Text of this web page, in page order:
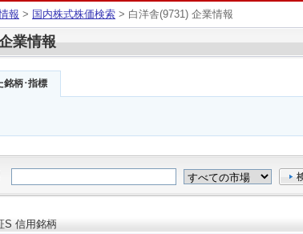
報 > 国内株式株価検索 > 白洋舎(9731) 企業情報
業情報
銘柄･指標